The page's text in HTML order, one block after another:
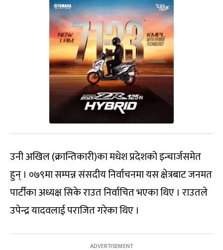
उनी अखिल (क्रान्तिकारी)का मधेश प्रदेशको इन्चार्जसमेत
हुन् । ०७९मा सम्पन्न संसदीय निर्वाचनमा यस क्षेत्रबाट जनमत
पार्टीका अध्यक्ष सिके राउत निर्वाचित भएका थिए । राउतले
उपेन्द्र यादवलाई पराजित गरेका थिए ।